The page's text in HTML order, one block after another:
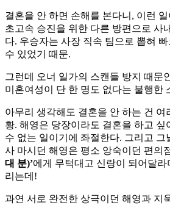
결혼을 안 하면 손해를 본다니, 이런
초고속 승진을 위한 다른 방편으로 사
다. 우승자는 사장 직속 팀으로 뽑혀
수 있었기 때문.
그런데 오너 일가의 스캔들 방지 때문
미혼여성이 단 한 명도 없다는 불행한
아무리 생각해도 결혼을 안 하는 건 여
황. 해영은 당장이라도 결혼을 하고 싶
수 없는 일이기에 좌절한다. 그리고 그
사 마시던 해영은 평소 앙숙이던 편의
대 분)’에게 무턱대고 신랑이 되어달라
리는데!
과연 서로 완전한 상극이던 해영과 지